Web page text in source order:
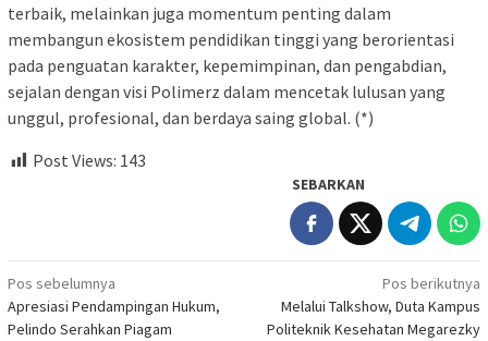
terbaik, melainkan juga momentum penting dalam
membangun ekosistem pendidikan tinggi yang berorientasi
pada penguatan karakter, kepemimpinan, dan pengabdian,
sejalan dengan visi Polimerz dalam mencetak lulusan yang
unggul, profesional, dan berdaya saing global. (*)
Post Views: 143
SEBARKAN
Navigasi
pos
Pos sebelumnya
Apresiasi Pendampingan Hukum,
Pelindo Serahkan Piagam
Pos berikutnya
Melalui Talkshow, Duta Kampus
Politeknik Kesehatan Megarezky